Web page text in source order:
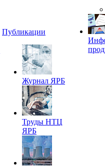
Публикации
Журнал ЯРБ
Труды НТЦ
ЯРБ